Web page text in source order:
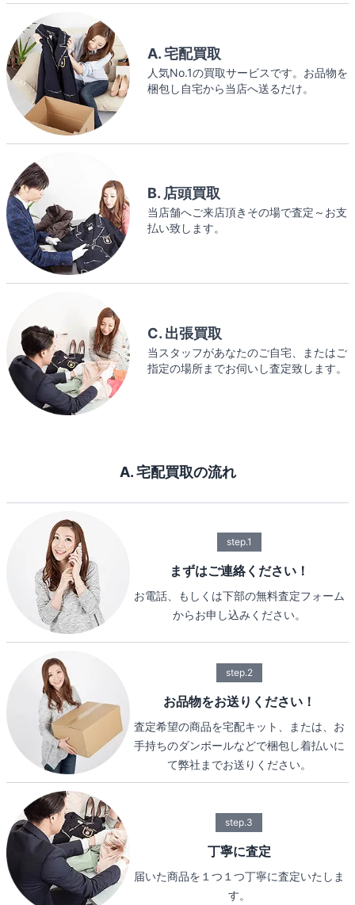
A. 宅配買取
人気No.1の買取サービスです。お品物を
梱包し自宅から当店へ送るだけ。
B. 店頭買取
当店舗へご来店頂きその場で査定～お支
払い致します。
C. 出張買取
当スタッフがあなたのご自宅、またはご
指定の場所までお伺いし査定致します。
A. 宅配買取の流れ
step.1
まずはご連絡ください！
お電話、もしくは下部の無料査定フォーム
からお申し込みください。
step.2
お品物をお送りください！
査定希望の商品を宅配キット、または、お
手持ちのダンボールなどで梱包し着払いに
て弊社までお送りください。
step.3
丁寧に査定
届いた商品を１つ１つ丁寧に査定いたしま
す。